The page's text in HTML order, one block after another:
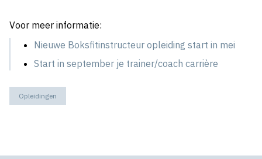
Voor meer informatie:
Nieuwe Boksfitinstructeur opleiding start in mei
Start in september je trainer/coach carrière
Opleidingen